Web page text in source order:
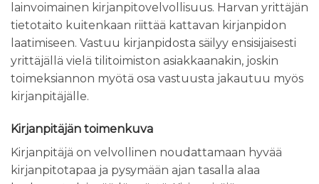
lainvoimainen kirjanpitovelvollisuus. Harvan yrittäjän
tietotaito kuitenkaan riittää kattavan kirjanpidon
laatimiseen. Vastuu kirjanpidosta säilyy ensisijaisesti
yrittäjällä vielä tilitoimiston asiakkaanakin, joskin
toimeksiannon myötä osa vastuusta jakautuu myös
kirjanpitäjälle.
Kirjanpitäjän toimenkuva
Kirjanpitäjä on velvollinen noudattamaan hyvää
kirjanpitotapaa ja pysymään ajan tasalla alaa